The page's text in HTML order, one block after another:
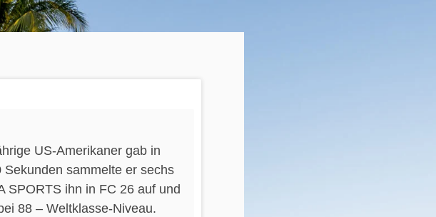
US-Amerikaner gab in
sammelte er sechs
SPORTS ihn in FC 26 auf und
88 – Weltklasse-Niveau.